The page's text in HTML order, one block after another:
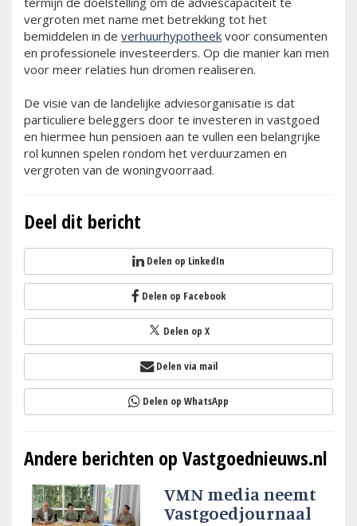
vergroten met name met betrekking tot het
bemiddelen in de verhuurhypotheek voor consumenten
en professionele investeerders. Op die manier kan men
voor meer relaties hun dromen realiseren.
De visie van de landelijke adviesorganisatie is dat
particuliere beleggers door te investeren in vastgoed
en hiermee hun pensioen aan te vullen een belangrijke
rol kunnen spelen rondom het verduurzamen en
vergroten van de woningvoorraad.
Deel dit bericht
Delen op LinkedIn
Delen op Facebook
Delen op X
Delen via mail
Delen op WhatsApp
Andere berichten op Vastgoednieuws.nl
VMN media neemt
Vastgoedjournaal